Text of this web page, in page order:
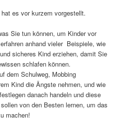
es vor kurzem vorgestellt.
Sie tun können, um Kinder vor
anhand vieler Beispiele, wie
sicheres Kind erziehen, damit Sie
schlafen können.
dem Schulweg, Mobbing
Kind die Ängste nehmen, und wie
danach handeln und diese
von den Besten lernen, um das
machen!